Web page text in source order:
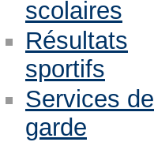
scolaires
Résultats
sportifs
Services de
garde